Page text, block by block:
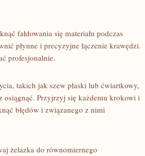
fałdowania się‍ materiału podczas
płynne‍ i precyzyjne łączenie krawędzi.
profesjonalnie.
⁢takich jak szew płaski lub⁤ ćwiartkowy,
osiągnąć. Przyjrzyj się każdemu krokowi i
błędów i związanego z nimi
żelazka⁣ do ⁤równomiernego